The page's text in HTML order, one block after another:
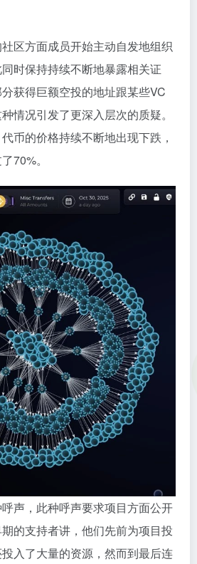
区方面成员开始主动自发地组织
时保持持续不断地暴露相关证
获得巨额空投的地址跟某些VC
情况引发了更深入层次的质疑。
币的价格持续不断地出现下跌，
70%。
声，此种呼声要求项目方面公开
的支持者讲，他们先前为项目投
入了大量的资源，然而到最后连